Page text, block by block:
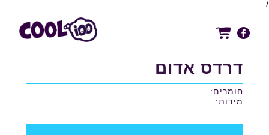
/
דרדס אדום
חומרים:
מידות: